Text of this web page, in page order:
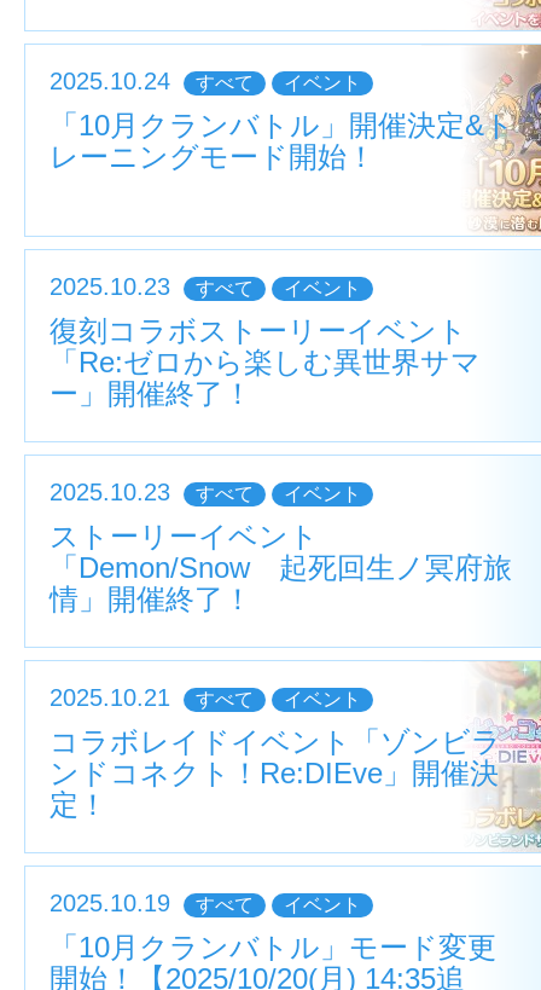
2025.10.24 すべて イベント
「10月クランバトル」開催決定&ト
レーニングモード開始！
2025.10.23 すべて イベント
復刻コラボストーリーイベント
「Re:ゼロから楽しむ異世界サマ
ー」開催終了！
2025.10.23 すべて イベント
ストーリーイベント
「Demon/Snow 起死回生ノ冥府旅
情」開催終了！
2025.10.21 すべて イベント
コラボレイドイベント「ゾンビラ
ンドコネクト！Re:DIEve」開催決
定！
2025.10.19 すべて イベント
「10月クランバトル」モード変更
開始！【2025/10/20(月) 14:35追